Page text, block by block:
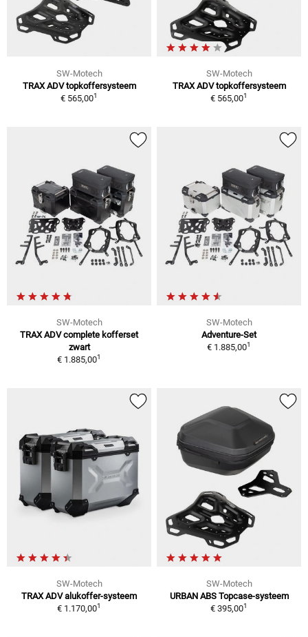
SW-Motech
TRAX ADV topkoffersysteem
€ 565,001
SW-Motech
TRAX ADV topkoffersysteem
€ 565,001
SW-Motech
TRAX ADV complete kofferset
zwart
€ 1.885,001
SW-Motech
Adventure-Set
€ 1.885,001
SW-Motech
TRAX ADV alukoffer-systeem
€ 1.170,001
SW-Motech
URBAN ABS Topcase-systeem
€ 395,001